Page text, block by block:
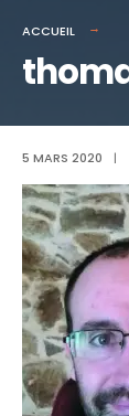
ACCUEIL
5 MARS 2020 |